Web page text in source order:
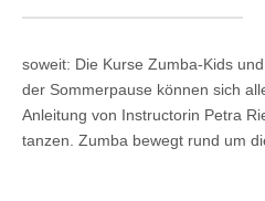
soweit: Die Kurse Zumba-Kids
der Sommerpause können sich
Anleitung von Instructorin Petra
tanzen. Zumba bewegt rund um